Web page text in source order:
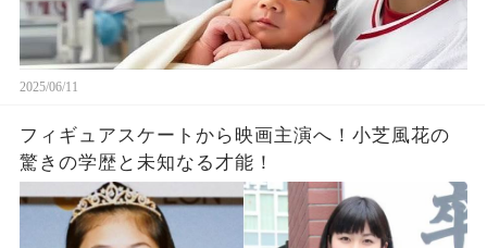
2025/06/11
フィギュアスケートから映画主演へ！小芝風花の
驚きの学歴と未知なる才能！